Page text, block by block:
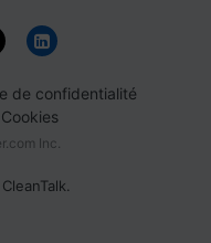
de confidentialité
Cookies
Inc.